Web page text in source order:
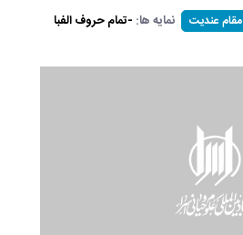
مقام عندیت نمایه ها: -تمام حروف الفبا